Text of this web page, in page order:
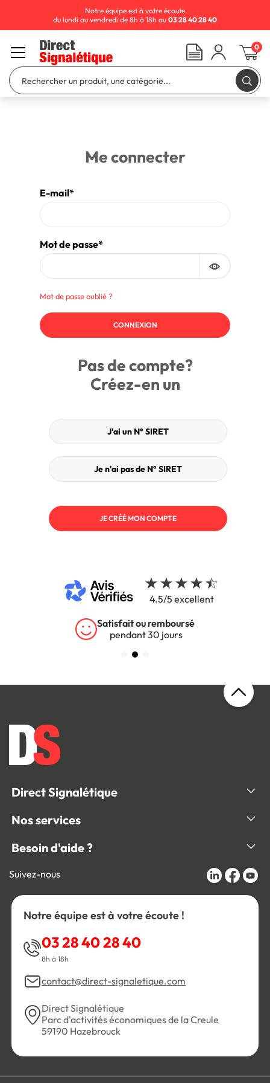
Me connecter
E-mail
Mot de passe
Mot de passe oublié ?
CONNEXION
Pas de compte?
Créez-en un
J'ai un N° SIRET
Je n'ai pas de N° SIRET
JE CRÉÉ MON COMPTE
4.5/5 excellent
Satisfait ou remboursé
pendant 30 jours
Direct Signalétique
Nos services
Besoin d'aide ?
Suivez-nous
Notre équipe est à votre écoute !
03 28 40 28 40
8h à 18h
contact@direct-signaletique.com
Direct Signalétique
Parc d'activités économiques de la Creule
59190 Hazebrouck
Notre équipe est à votre écoute
du lundi au vendredi de 8h à 18h au 03 28 40 28 40
0